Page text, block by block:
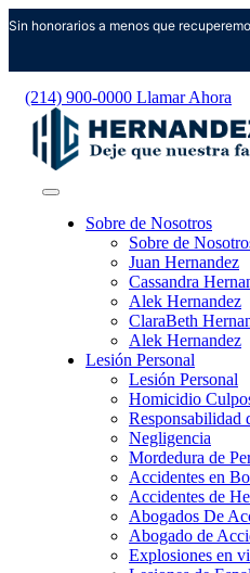
Ir
al
Sin honorarios a menos que
(214) 900-0000 Llamar Ahora
Sobre de Nosotros
Sobre de
Juan Hernandez
Cassandra
Alek Hernandez
ClaraBeth
Alek Hernandez
Lesión Personal
Lesión Personal
Homicidio
Responsabilidad
Negligencia
Mordedura de
Accidentes en
Accidentes de
Abogados De
Abogado de
Explosiones en